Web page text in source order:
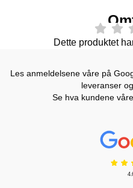
Dette produktet
Les anmeldelsene våre på
leveranser
Se hva kundene